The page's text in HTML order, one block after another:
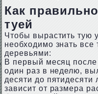
Как
туей
Чтобы вырастить тую
необходимо знать все
деревьями:
В первый месяц
один раз в неделю,
десяти до
зависит от размера